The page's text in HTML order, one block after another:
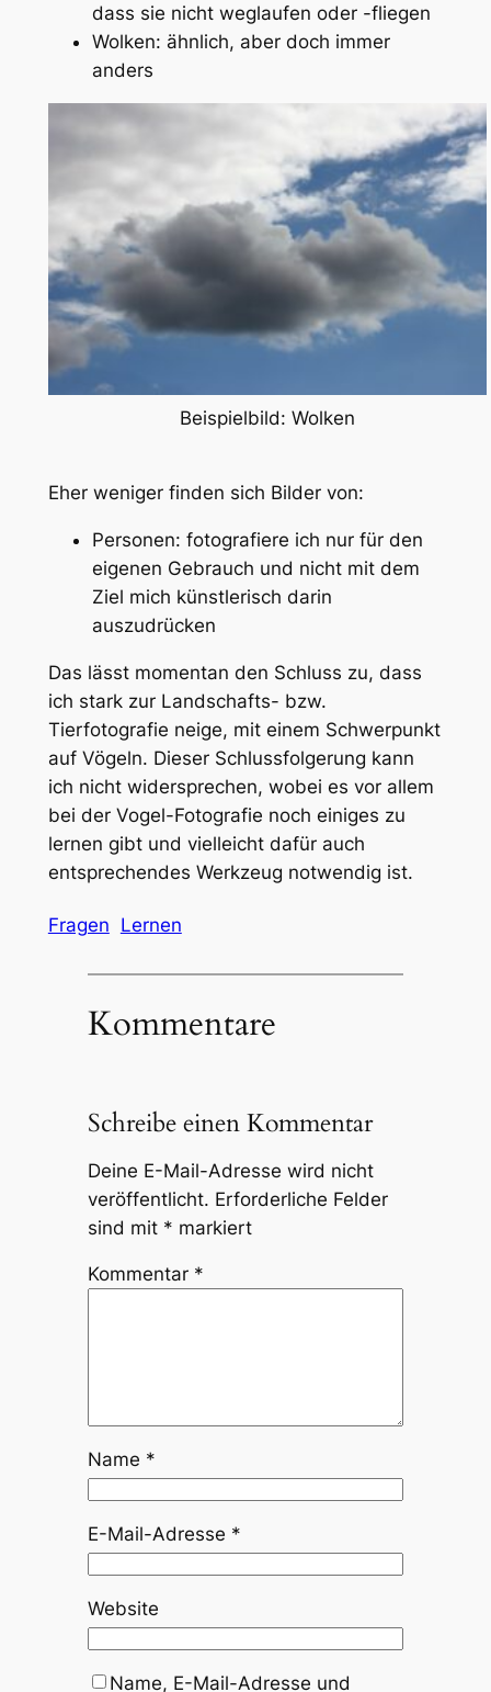
dass sie nicht weglaufen oder -fliegen
Wolken: ähnlich, aber doch immer
anders
Beispielbild: Wolken
Eher weniger finden sich Bilder von:
Personen: fotografiere ich nur für den
eigenen Gebrauch und nicht mit dem
Ziel mich künstlerisch darin
auszudrücken
Das lässt momentan den Schluss zu, dass
ich stark zur Landschafts- bzw.
Tierfotografie neige, mit einem Schwerpunkt
auf Vögeln. Dieser Schlussfolgerung kann
ich nicht widersprechen, wobei es vor allem
bei der Vogel-Fotografie noch einiges zu
lernen gibt und vielleicht dafür auch
entsprechendes Werkzeug notwendig ist.
Fragen Lernen
Kommentare
Schreibe einen Kommentar
Deine E-Mail-Adresse wird nicht
veröffentlicht. Erforderliche Felder
sind mit * markiert
Kommentar *
Name *
E-Mail-Adresse *
Website
Name, E-Mail-Adresse und